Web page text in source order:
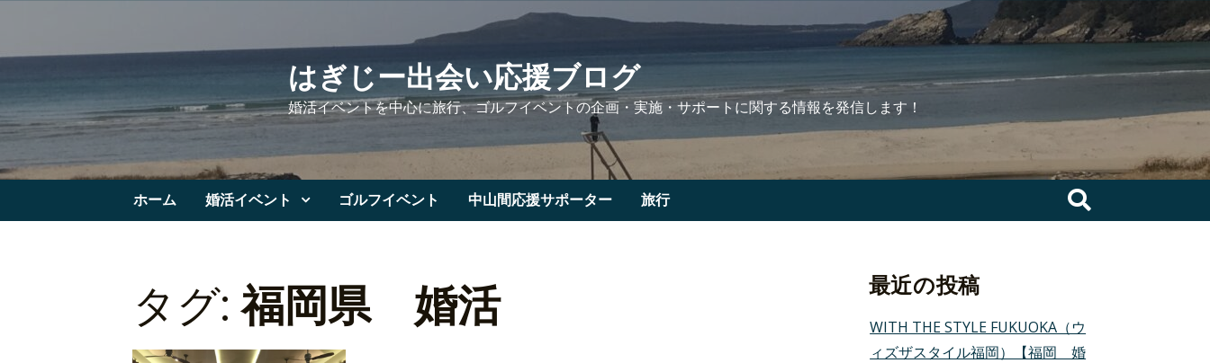
content
はぎじー出会い応援ブログ
婚活イベントを中心に旅行、ゴルフイベントの企画・実施・サポートに関する情報を発信します！
ホーム 婚活イベント ゴルフイベント 中山間応援サポーター 旅行
索:
タグ:福岡県 婚活 最近の投稿
WITH THE STYLE FUKUOKA（ウ
ィズザスタイル福岡）【福岡 婚